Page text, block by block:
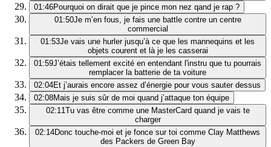
01:46Pourquoi on dirait que je pince mon nez qand je rap ?
01:50Je m’en fous, je fais une battle contre un centre
commercial
01:53Je vais une hurler jusqu’à ce que les mannequins et les
objets courent et là je les casserai
01:59J’étais tellement excité en entendant l'instru que tu pourrais
remplacer la batterie de ta voiture
02:04Et j’aurais encore assez d’énergie pour vous sauter dessus
02:08Mais je suis sûr de moi quand j’attaque ton équipe
02:11Tu vas être comme une MasterCard quand je vais te
charger
02:14Donc touche-moi et je fonce sur toi comme Clay Matthews
des Packers de Green Bay